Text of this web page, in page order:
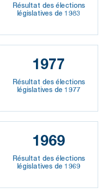
Résultat des élections
législatives de 1983
1977
Résultat des élections
législatives de 1977
1969
Résultat des élections
législatives de 1969